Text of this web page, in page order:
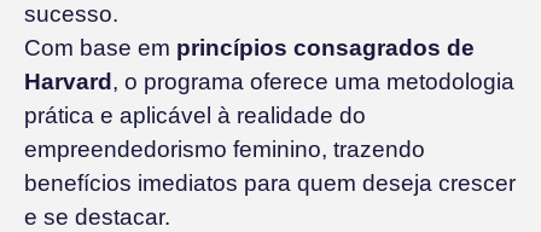
sucesso.
Com base em princípios consagrados de
Harvard , o programa oferece uma metodologia
prática e aplicável à realidade do
empreendedorismo feminino, trazendo
benefícios imediatos para quem deseja crescer
e se destacar.